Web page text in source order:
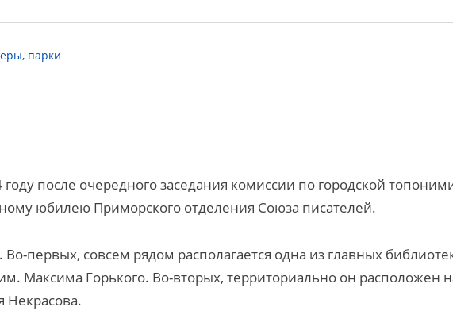
парки
после очередного заседания комиссии по городской
юбилею Приморского отделения Союза писателей.
первых, совсем рядом располагается одна из главных
Максима Горького. Во-вторых, территориально он расположен
Некрасова.